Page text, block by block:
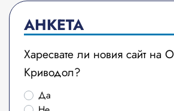
АНКЕТА
Харесвате ли новия сайт на
Криводол?
Да